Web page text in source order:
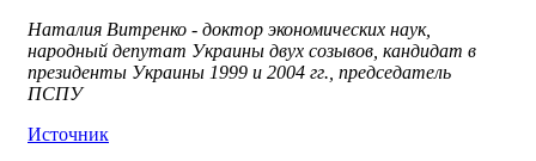
Наталия Витренко - доктор экономических наук,
народный депутат Украины двух созывов, кандидат в
президенты Украины 1999 и 2004 гг., председатель
ПСПУ
Источник